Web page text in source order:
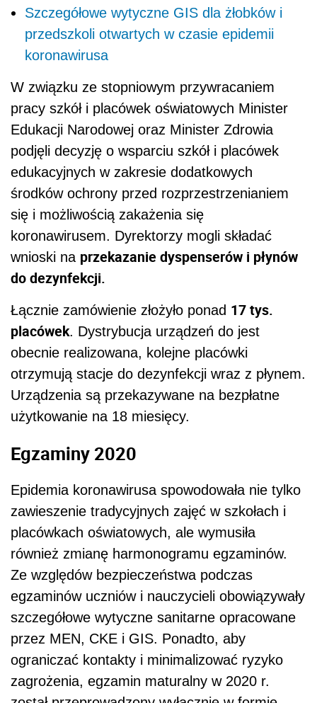
Szczegółowe wytyczne GIS dla żłobków i
przedszkoli otwartych w czasie epidemii
koronawirusa
W związku ze stopniowym przywracaniem
pracy szkół i placówek oświatowych Minister
Edukacji Narodowej oraz Minister Zdrowia
podjęli decyzję o wsparciu szkół i placówek
edukacyjnych w zakresie dodatkowych
środków ochrony przed rozprzestrzenianiem
się i możliwością zakażenia się
koronawirusem. Dyrektorzy mogli składać
wnioski na przekazanie dyspenserów i płynów
do dezynfekcji.
Łącznie zamówienie złożyło ponad 17 tys.
placówek. Dystrybucja urządzeń do jest
obecnie realizowana, kolejne placówki
otrzymują stacje do dezynfekcji wraz z płynem.
Urządzenia są przekazywane na bezpłatne
użytkowanie na 18 miesięcy.
Egzaminy 2020
Epidemia koronawirusa spowodowała nie tylko
zawieszenie tradycyjnych zajęć w szkołach i
placówkach oświatowych, ale wymusiła
również zmianę harmonogramu egzaminów.
Ze względów bezpieczeństwa podczas
egzaminów uczniów i nauczycieli obowiązywały
szczegółowe wytyczne sanitarne opracowane
przez MEN, CKE i GIS. Ponadto, aby
ograniczać kontakty i minimalizować ryzyko
zagrożenia, egzamin maturalny w 2020 r.